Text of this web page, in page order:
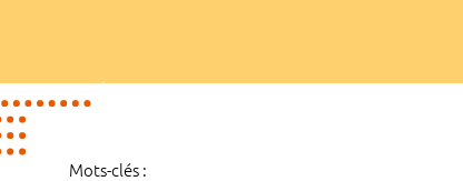
Mots-clés :